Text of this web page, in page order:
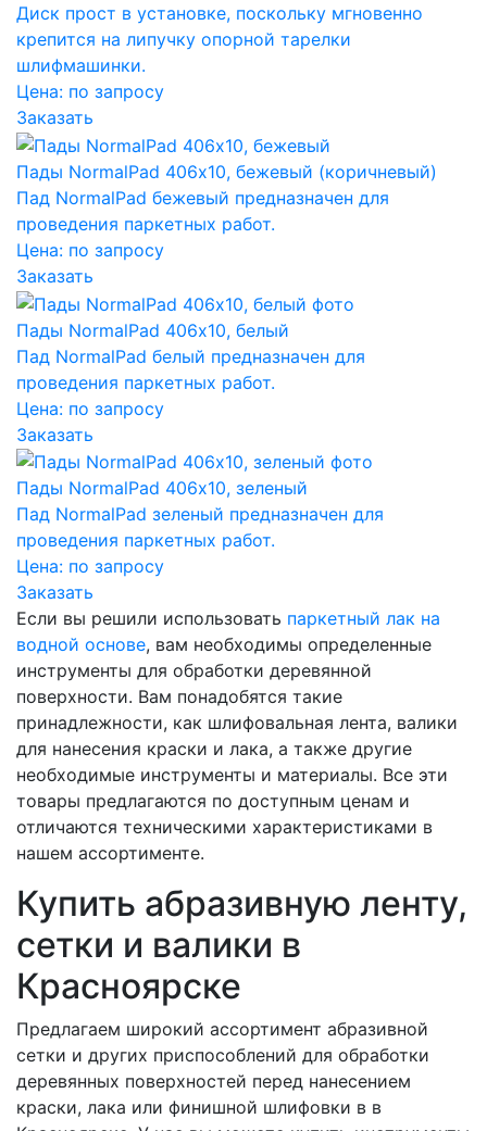
Диск прост в установке, поскольку мгновенно
крепится на липучку опорной тарелки
шлифмашинки.
Цена: по запросу
Заказать
Пады NormalPad 406х10, бежевый (коричневый)
Пад NormalPad бежевый предназначен для
проведения паркетных работ.
Цена: по запросу
Заказать
Пады NormalPad 406х10, белый
Пад NormalPad белый предназначен для
проведения паркетных работ.
Цена: по запросу
Заказать
Пады NormalPad 406х10, зеленый
Пад NormalPad зеленый предназначен для
проведения паркетных работ.
Цена: по запросу
Заказать
Если вы решили использовать паркетный лак на
водной основе, вам необходимы определенные
инструменты для обработки деревянной
поверхности. Вам понадобятся такие
принадлежности, как шлифовальная лента, валики
для нанесения краски и лака, а также другие
необходимые инструменты и материалы. Все эти
товары предлагаются по доступным ценам и
отличаются техническими характеристиками в
нашем ассортименте.
Купить абразивную ленту,
сетки и валики в
Красноярске
Предлагаем широкий ассортимент абразивной
сетки и других приспособлений для обработки
деревянных поверхностей перед нанесением
краски, лака или финишной шлифовки в в